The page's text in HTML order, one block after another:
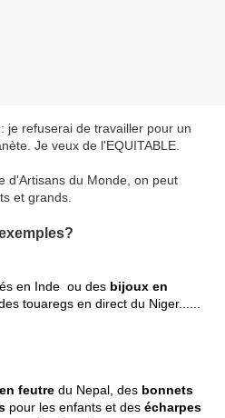
je refuserai de travailler pour un
Je veux de l'EQUITABLE.
d'Artisans du Monde, on peut
et grands.
en Inde ou des bijoux en
touaregs en direct du Niger......
feutre du Nepal, des bonnets
pour les enfants et des écharpes